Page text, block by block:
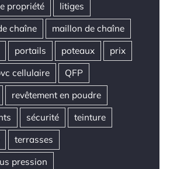
propriété
litiges
chaîne
maillon de chaîne
portails poteaux
prix
cellulaire
QFP
revêtement en poudre
sécurité
teinture
terrasses
pression